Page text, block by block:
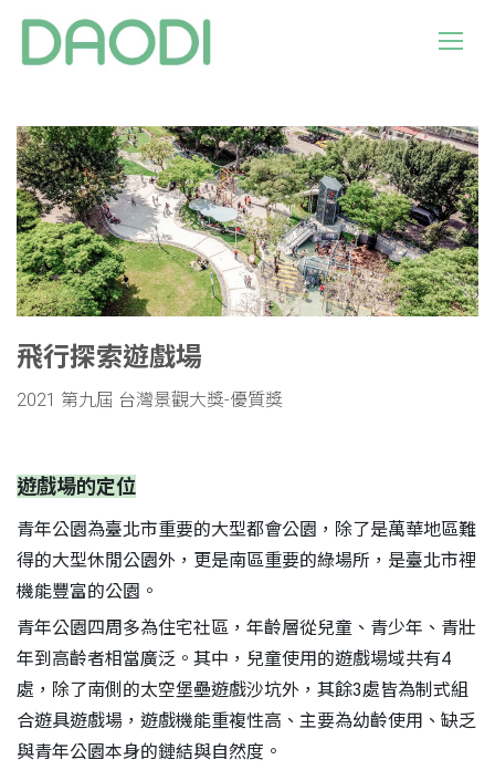
飛行探索遊戲場
2021 第九屆 台灣景觀大獎-優質獎
遊戲場的定位
青年公園為臺北市重要的大型都會公園，除了是萬華地區難
得的大型休閒公園外，更是南區重要的綠場所，是臺北市裡
機能豐富的公園。
青年公園四周多為住宅社區，年齡層從兒童、青少年、青壯
年到高齡者相當廣泛。其中，兒童使用的遊戲場域共有4
處，除了南側的太空堡壘遊戲沙坑外，其餘3處皆為制式組
合遊具遊戲場，遊戲機能重複性高、主要為幼齡使用、缺乏
與青年公園本身的鏈結與自然度。